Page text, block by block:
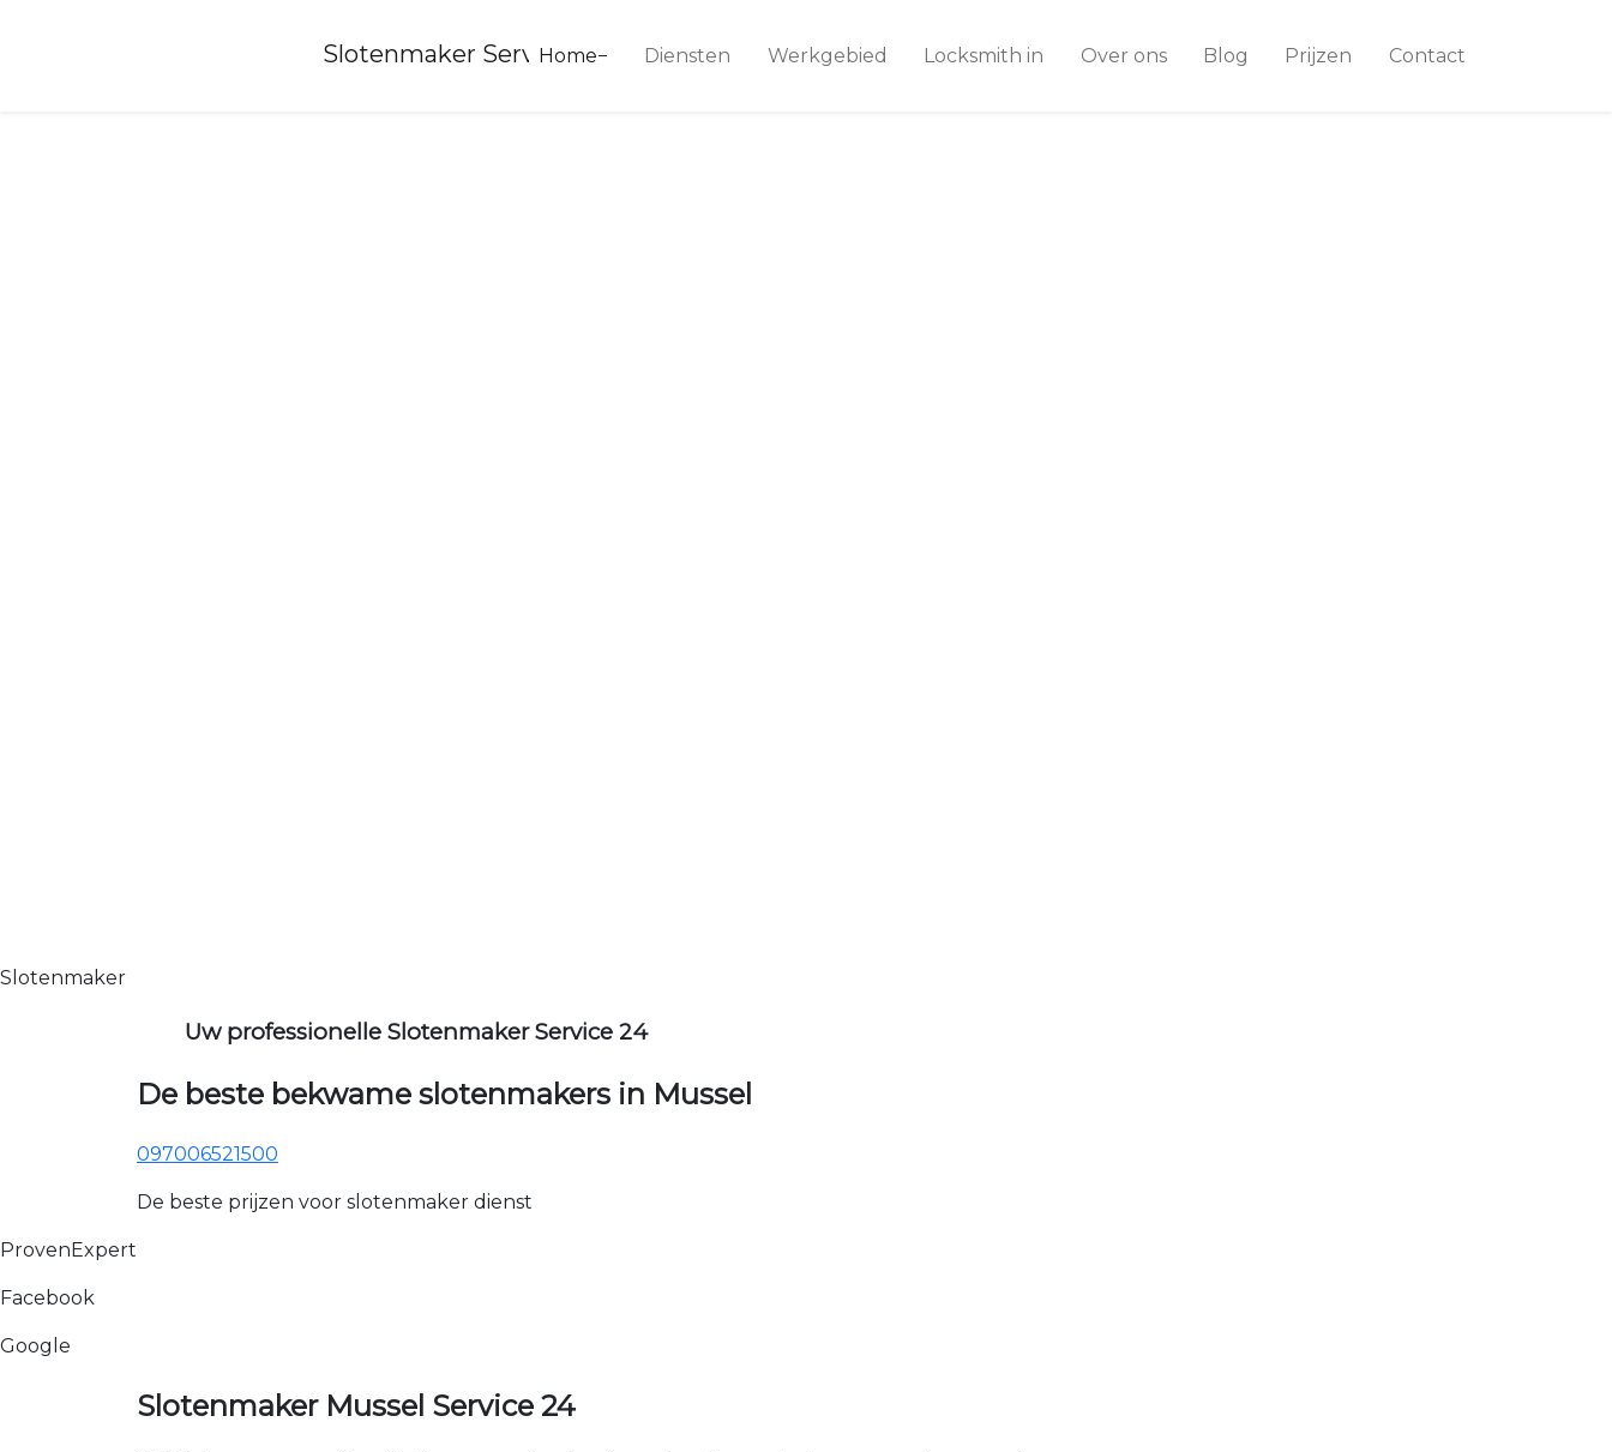
Slotenmaker Service 24
Home Diensten Werkgebied Locksmith in Over ons Blog Prijzen Contact
Slotenmaker
Uw professionelle Slotenmaker Service 24
De beste bekwame slotenmakers in Mussel
097006521500
De beste prijzen voor slotenmaker dienst
ProvenExpert
Facebook
Google
Slotenmaker Mussel Service 24